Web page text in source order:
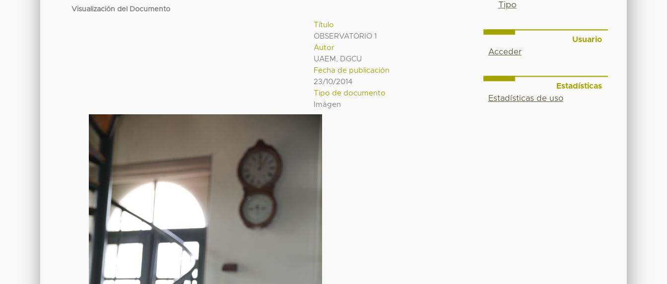
Visualización del Documento
Título
OBSERVATORIO 1
Autor
UAEM, DGCU
Fecha de publicación
23/10/2014
Tipo de documento
Imágen
Tipo
Usuario
Acceder
Estadísticas
Estadísticas de uso